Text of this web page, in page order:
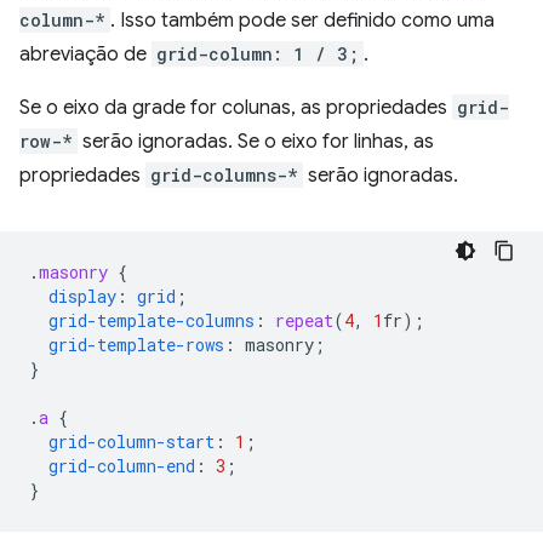
column-* . Isso também pode ser definido como uma
abreviação de grid-column: 1 / 3; .
Se o eixo da grade for colunas, as propriedades grid-
row-* serão ignoradas. Se o eixo for linhas, as
propriedades grid-columns-* serão ignoradas.
.masonry {
display : grid ;
grid-template-columns : repeat(4, 1 fr);
grid-template-rows : masonry ;
}
.a {
grid-column-start : 1 ;
grid-column-end : 3 ;
}